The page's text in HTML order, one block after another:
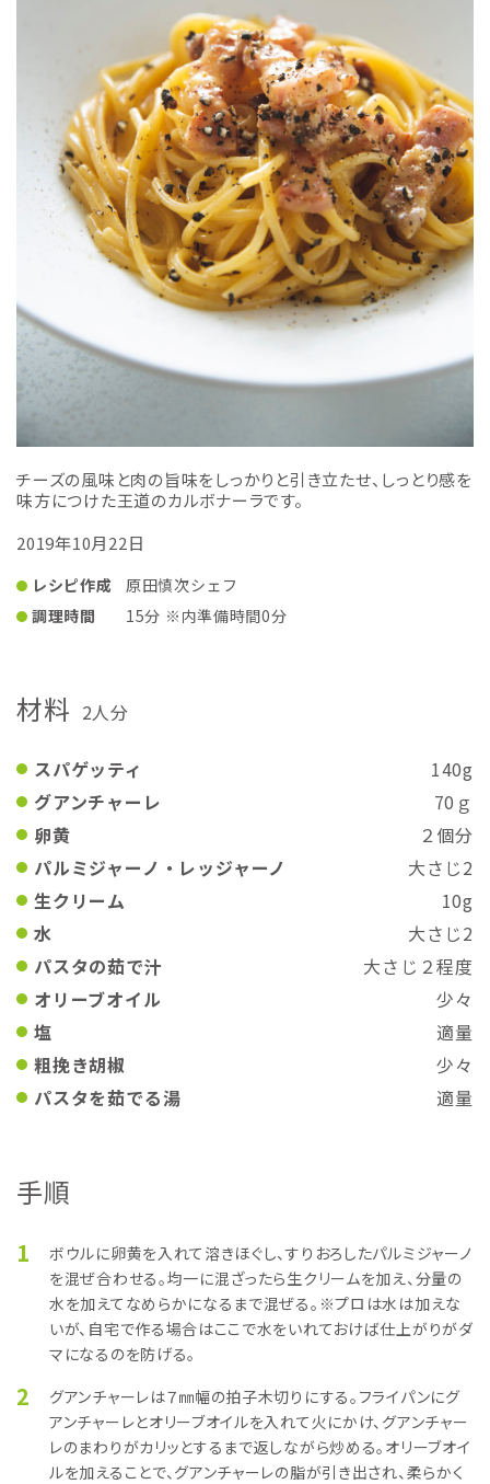
チーズの風味と肉の旨味をしっかりと引き立たせ、しっとり感を
味方につけた王道のカルボナーラです。
2019年10月22日
レシピ作成
原田慎次シェフ
調理時間
15分 ※内準備時間0分
材料 2人分
スパゲッティ
140g
グアンチャーレ
70ｇ
卵黄
２個分
パルミジャーノ・レッジャーノ
大さじ2
生クリーム
10g
水
大さじ2
パスタの茹で汁
大さじ２程度
オリーブオイル
少々
塩
適量
粗挽き胡椒
少々
パスタを茹でる湯
適量
手順
1
ボウルに卵黄を入れて溶きほぐし、すりおろしたパルミジャーノ
を混ぜ合わせる。均一に混ざったら生クリームを加え、分量の
水を加えてなめらかになるまで混ぜる。※プロは水は加えな
いが、自宅で作る場合はここで水をいれておけば仕上がりがダ
マになるのを防げる。
2
グアンチャーレは７㎜幅の拍子木切りにする。フライパンにグ
アンチャーレとオリーブオイルを入れて火にかけ、グアンチャー
レのまわりがカリッとするまで返しながら炒める。オリーブオイ
ルを加えることで、グアンチャーレの脂が引き出され、柔らかく